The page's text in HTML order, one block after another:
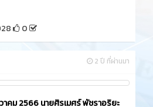
0
2 ปี ที่ผ่านมา
าคม 2566​ นายศิรเมศร์ พัชราอริยะ